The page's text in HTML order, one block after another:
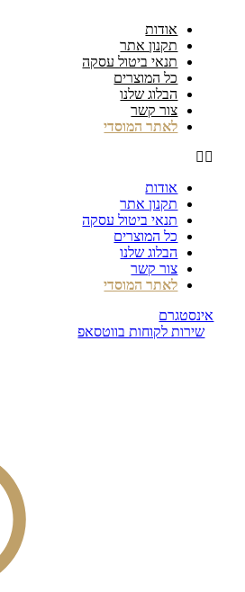
אודות
תקנון אתר
תנאי ביטול עסקה
כל המוצרים
הבלוג שלנו
צור קשר
לאתר המוסדי
אודות
תקנון אתר
תנאי ביטול עסקה
כל המוצרים
הבלוג שלנו
צור קשר
לאתר המוסדי
אינסטגרם
שירות לקוחות בווטסאפ